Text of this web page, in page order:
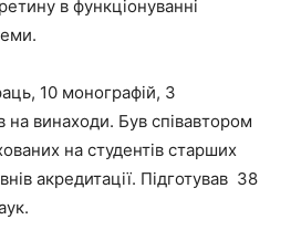
в функціонуванні
10 монографій, 3
на винаходи. Був співавтором
на студентів старших
акредитації. Підготував З8